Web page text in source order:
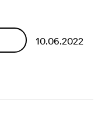
10.06.2022